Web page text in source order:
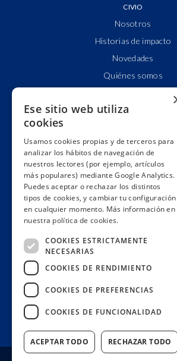
CIVIO
Nosotros
Historias de impacto
Novedades
Quiénes somos
Alianzas y redes
Impacto
Premios
Formación
Código ético
Re-publica
Muro de donantes
Únete aquí
Ese sitio web utiliza
cookies
Usamos cookies propias y de terceros para
analizar los hábitos de navegación de
nuestros lectores (por ejemplo, artículos
más populares) mediante Google Analytics.
Puedes aceptar o rechazar los distintos
tipos de cookies, y cambiar tu configuración
en cualquier momento. Más información en
nuestra política de cookies.
COOKIES ESTRICTAMENTE
NECESARIAS
COOKIES DE RENDIMIENTO
COOKIES DE PREFERENCIAS
COOKIES DE FUNCIONALIDAD
ACEPTAR TODO RECHAZAR TODO